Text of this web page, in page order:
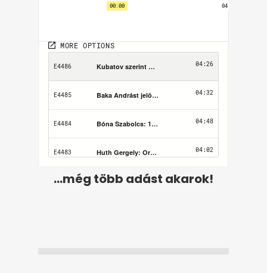
...még több adást akarok!